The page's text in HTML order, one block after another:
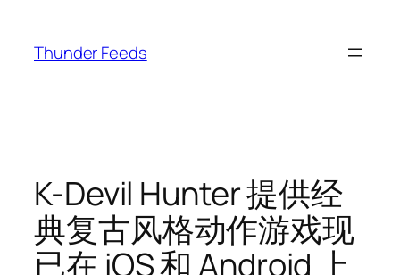
Thunder Feeds
K-Devil Hunter 提供经
典复古风格动作游戏现
已在 iOS 和 Android 上